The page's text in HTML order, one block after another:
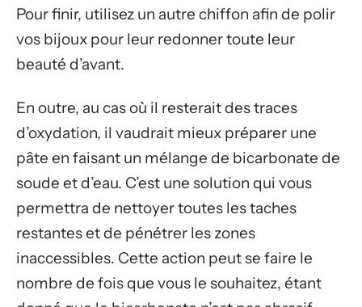
Pour finir, utilisez un autre chiffon afin de polir
vos bijoux pour leur redonner toute leur
beauté d’avant.
En outre, au cas où il resterait des traces
d’oxydation, il vaudrait mieux préparer une
pâte en faisant un mélange de bicarbonate de
soude et d’eau. C’est une solution qui vous
permettra de nettoyer toutes les taches
restantes et de pénétrer les zones
inaccessibles. Cette action peut se faire le
nombre de fois que vous le souhaitez, étant